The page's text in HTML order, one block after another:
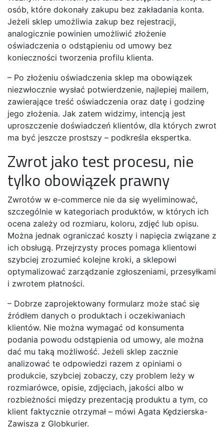
osób, które dokonały zakupu bez zakładania konta.
Jeżeli sklep umożliwia zakup bez rejestracji,
analogicznie powinien umożliwić złożenie
oświadczenia o odstąpieniu od umowy bez
konieczności tworzenia profilu klienta.
– Po złożeniu oświadczenia sklep ma obowiązek
niezwłocznie wysłać potwierdzenie, najlepiej mailem,
zawierające treść oświadczenia oraz datę i godzinę
jego złożenia. Jak zatem widzimy, intencją jest
uproszczenie doświadczeń klientów, dla których zwrot
ma być jeszcze prostszy – podkreśla ekspertka.
Zwrot jako test procesu, nie
tylko obowiązek prawny
Zwrotów w e-commerce nie da się wyeliminować,
szczególnie w kategoriach produktów, w których ich
ocena zależy od rozmiaru, koloru, zdjęć lub opisu.
Można jednak ograniczać koszty i napięcia związane z
ich obsługą. Przejrzysty proces pomaga klientowi
szybciej zrozumieć kolejne kroki, a sklepowi
optymalizować zarządzanie zgłoszeniami, przesyłkami
i zwrotem płatności.
– Dobrze zaprojektowany formularz może stać się
źródłem danych o produktach i oczekiwaniach
klientów. Nie można wymagać od konsumenta
podania powodu odstąpienia od umowy, ale można
dać mu taką możliwość. Jeżeli sklep zacznie
analizować te odpowiedzi razem z opiniami o
produkcie, szybciej zobaczy, czy problem leży w
rozmiarówce, opisie, zdjęciach, jakości albo w
rozbieżności między prezentacją produktu a tym, co
klient faktycznie otrzymał – mówi Agata Kędzierska-
Zawisza z Globkurier.